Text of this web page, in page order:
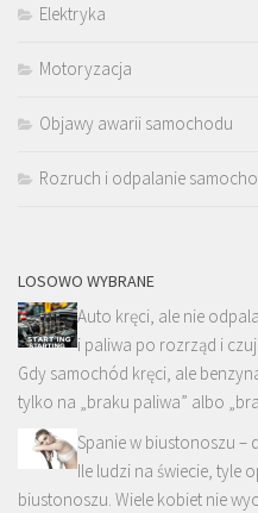
Elektryka
Motoryzacja
Objawy awarii samochodu
Rozruch i odpalanie
LOSOWO WYBRANE
Auto kręci, ale nie
i paliwa po rozrząd i
Gdy samochód kręci, ale
tylko na „braku paliwa” albo
Spanie w biustonoszu –
Ile ludzi na świecie, tyle
biustonoszu. Wiele kobiet nie